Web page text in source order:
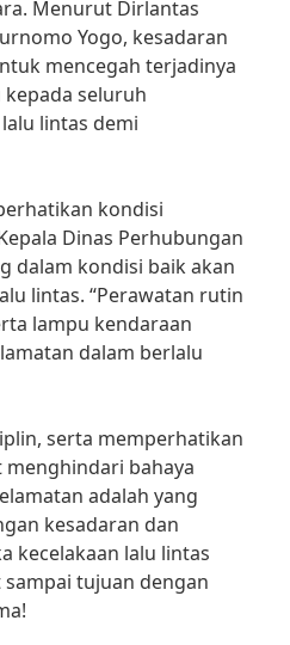
Menurut Dirlantas
Yogo, kesadaran
mencegah terjadinya
kepada seluruh
lintas demi
kondisi
Dinas Perhubungan
dalam kondisi baik akan
lintas. “Perawatan rutin
lampu kendaraan
dalam berlalu
serta memperhatikan
bahaya
adalah yang
kesadaran dan
kecelakaan lalu lintas
tujuan dengan